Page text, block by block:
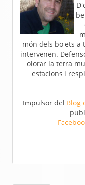
món dels bolets a
intervenen.
olorar la terra
estacions i
Impulsor del Blog